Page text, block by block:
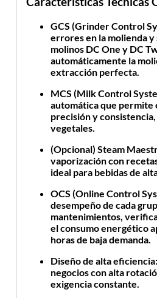
GCS (Grinder Control
errores en la molienda y
molinos DC One y DC
automáticamente la
extracción perfecta.
MCS (Milk Control
automática que permite
precisión y
vegetales.
(Opcional) Steam
vaporización con
ideal para bebidas de
OCS (Online Control
desempeño de cada
mantenimientos,
el consumo energético
horas de baja demanda.
Diseño de alta eficiencia
negocios con alta
exigencia constante.